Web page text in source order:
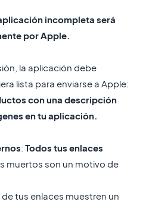
incompleta será
por Apple.
la aplicación debe
lista para enviarse a Apple:
con una descripción
en tu aplicación.
: Todos tus enlaces
muertos son un motivo de
tus enlaces muestren un